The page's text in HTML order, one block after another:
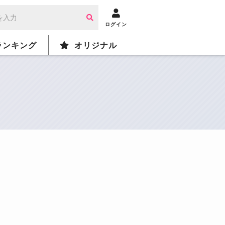
ログイン
ンキング オリジナル